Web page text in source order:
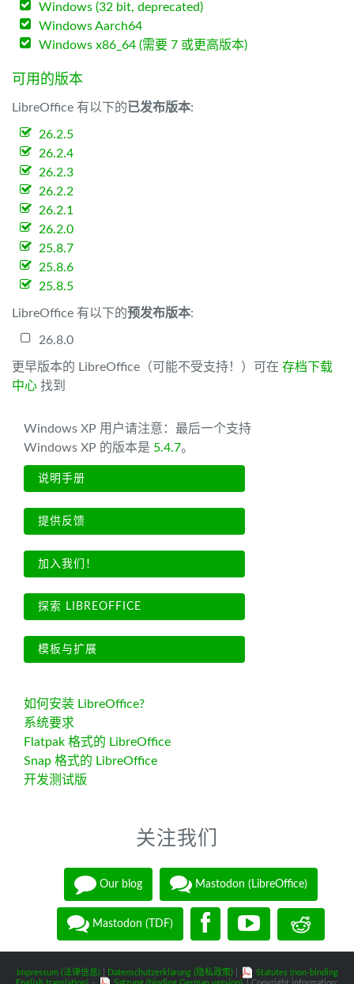
Windows (32 bit, deprecated)
Windows Aarch64
Windows x86_64 (需要 7 或更高版本)
可用的版本
LibreOffice 有以下的已发布版本:
26.2.5
26.2.4
26.2.3
26.2.2
26.2.1
26.2.0
25.8.7
25.8.6
25.8.5
LibreOffice 有以下的预发布版本:
26.8.0
更早版本的 LibreOffice（可能不受支持！）可在 存档下载
中心 找到
Windows XP 用户请注意：最后一个支持
Windows XP 的版本是 5.4.7。
说明手册
提供反馈
加入我们！
探索 LIBREOFFICE
模板与扩展
如何安装 LibreOffice?
系统要求
Flatpak 格式的 LibreOffice
Snap 格式的 LibreOffice
开发测试版
关注我们
Our blog Mastodon (LibreOffice)
Mastodon (TDF)
Impressum (法律信息)| Datenschutzerklärung (隐私政策)|
Statutes (non-binding